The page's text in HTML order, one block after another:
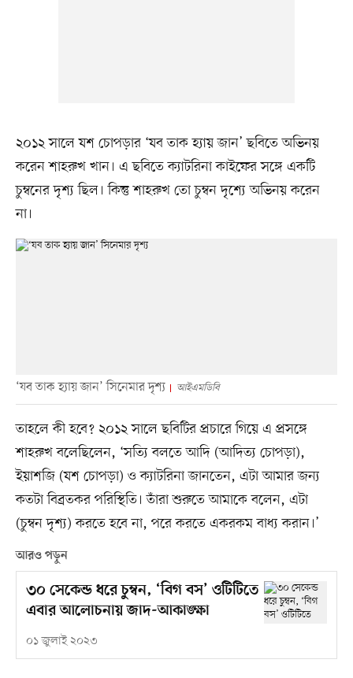
২০১২ সালে যশ চোপড়ার ‘যব তাক হ্যায় জান’ ছবিতে অভিনয়
করেন শাহরুখ খান। এ ছবিতে ক্যাটরিনা কাইফের সঙ্গে একটি
চুম্বনের দৃশ্য ছিল। কিন্তু শাহরুখ তো চুম্বন দৃশ্যে অভিনয় করেন
না।
‘যব তাক হ্যায় জান’ সিনেমার দৃশ্য আইএমডিবি
তাহলে কী হবে? ২০১২ সালে ছবিটির প্রচারে গিয়ে এ প্রসঙ্গে
শাহরুখ বলেছিলেন, ‘সত্যি বলতে আদি (আদিত্য চোপড়া),
ইয়াশজি (যশ চোপড়া) ও ক্যাটরিনা জানতেন, এটা আমার জন্য
কতটা বিব্রতকর পরিস্থিতি। তাঁরা শুরুতে আমাকে বলেন, এটা
(চুম্বন দৃশ্য) করতে হবে না, পরে করতে একরকম বাধ্য করান।’
আরও পড়ুন
৩০ সেকেন্ড ধরে চুম্বন, ‘বিগ বস’ ওটিটিতে
এবার আলোচনায় জাদ-আকাঙ্ক্ষা
০১ জুলাই ২০২৩